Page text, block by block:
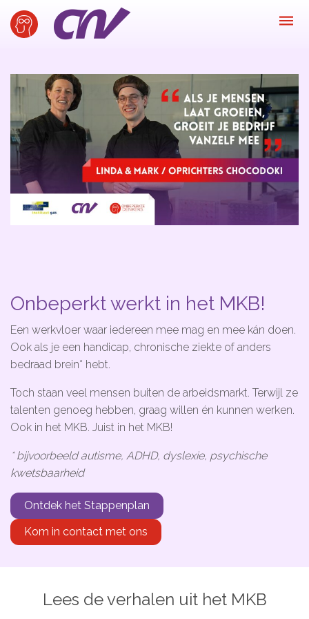
Inspiratie
Kijk-, lees- & luistertips
Mini- docu’s
Ode galerij
Podcasts: serie open gesprekken
Kom in actie
Ontwikkeltraject Onbeperkt Talent
Ver- en vooroordelencheck
De Teamaanpak
De Escaperoom
Bekijk volledig overzicht
Sluit je ook aan
De beweging in cijfers
Onbeperkt werkt in het MKB!
Een werkvloer waar iedereen mee mag en mee kán doen.
Ook als je een handicap, chronische ziekte of anders
bedraad brein* hebt.
Toch staan veel mensen buiten de arbeidsmarkt. Terwijl ze
talenten genoeg hebben, graag willen én kunnen werken.
Ook in het MKB. Juist in het MKB!
* bijvoorbeeld autisme, ADHD, dyslexie, psychische
kwetsbaarheid
Ontdek het Stappenplan
Kom in contact met ons
Lees de verhalen uit het MKB